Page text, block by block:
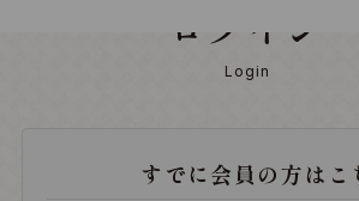
ログイン
Login
すでに会員の方はこ